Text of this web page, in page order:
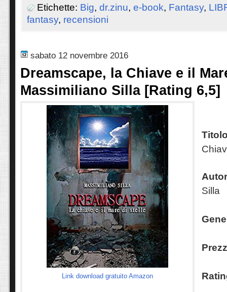
Etichette: Big, dr.zinu, e-book, Fantasy,
fantasy, recensioni
sabato 12 novembre 2016
Dreamscape, la Chiave e il
Massimiliano Silla [Rating 6,5]
Link download gratuito Amazon
Silla